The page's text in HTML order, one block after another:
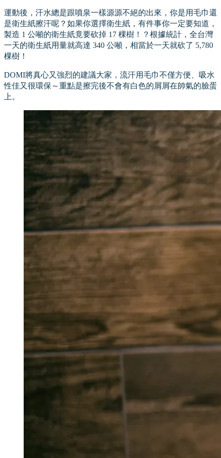
運動後，汗水總是跟噴泉一樣源源不絕的出來，你是用毛巾還
是衛生紙擦汗呢？如果你選擇衛生紙，有件事你一定要知道，
製造 1 公噸的衛生紙竟要砍掉 17 棵樹！？根據統計，全台灣
一天的衛生紙用量就高達 340 公噸，相當於一天就砍了 5,780
棵樹！
DOMI將真心又強烈的建議大家，流汗用毛巾不僅方便、吸水
性佳又很環保～重點是擦完後不會有白色的屑屑在帥氣的臉蛋
上。